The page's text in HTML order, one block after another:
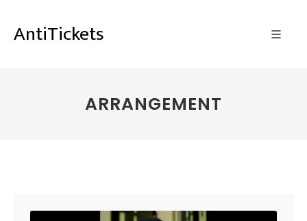
AntiTickets
ARRANGEMENT